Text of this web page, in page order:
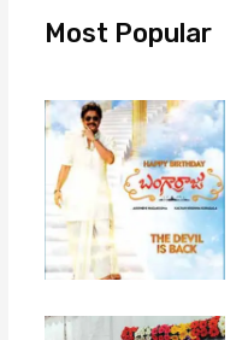
Most Popular